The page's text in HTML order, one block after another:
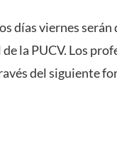
días viernes serán
la PUCV. Los
del siguiente